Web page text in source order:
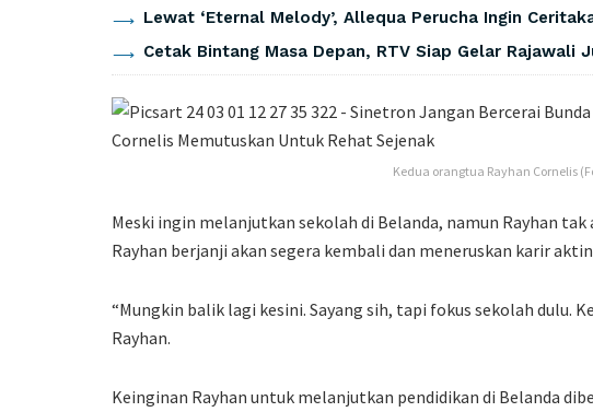
Lewat ‘Eternal Melody’, Allequa Perucha Ingin
Cetak Bintang Masa Depan, RTV Siap Gelar Rajawali
Kedua orangtua Rayhan Cornelis
Meski ingin melanjutkan sekolah di Belanda, namun Rayhan
Rayhan berjanji akan segera kembali dan meneruskan karir
“Mungkin balik lagi kesini. Sayang sih, tapi fokus sekolah dulu.
Rayhan.
Keinginan Rayhan untuk melanjutkan pendidikan di Belanda